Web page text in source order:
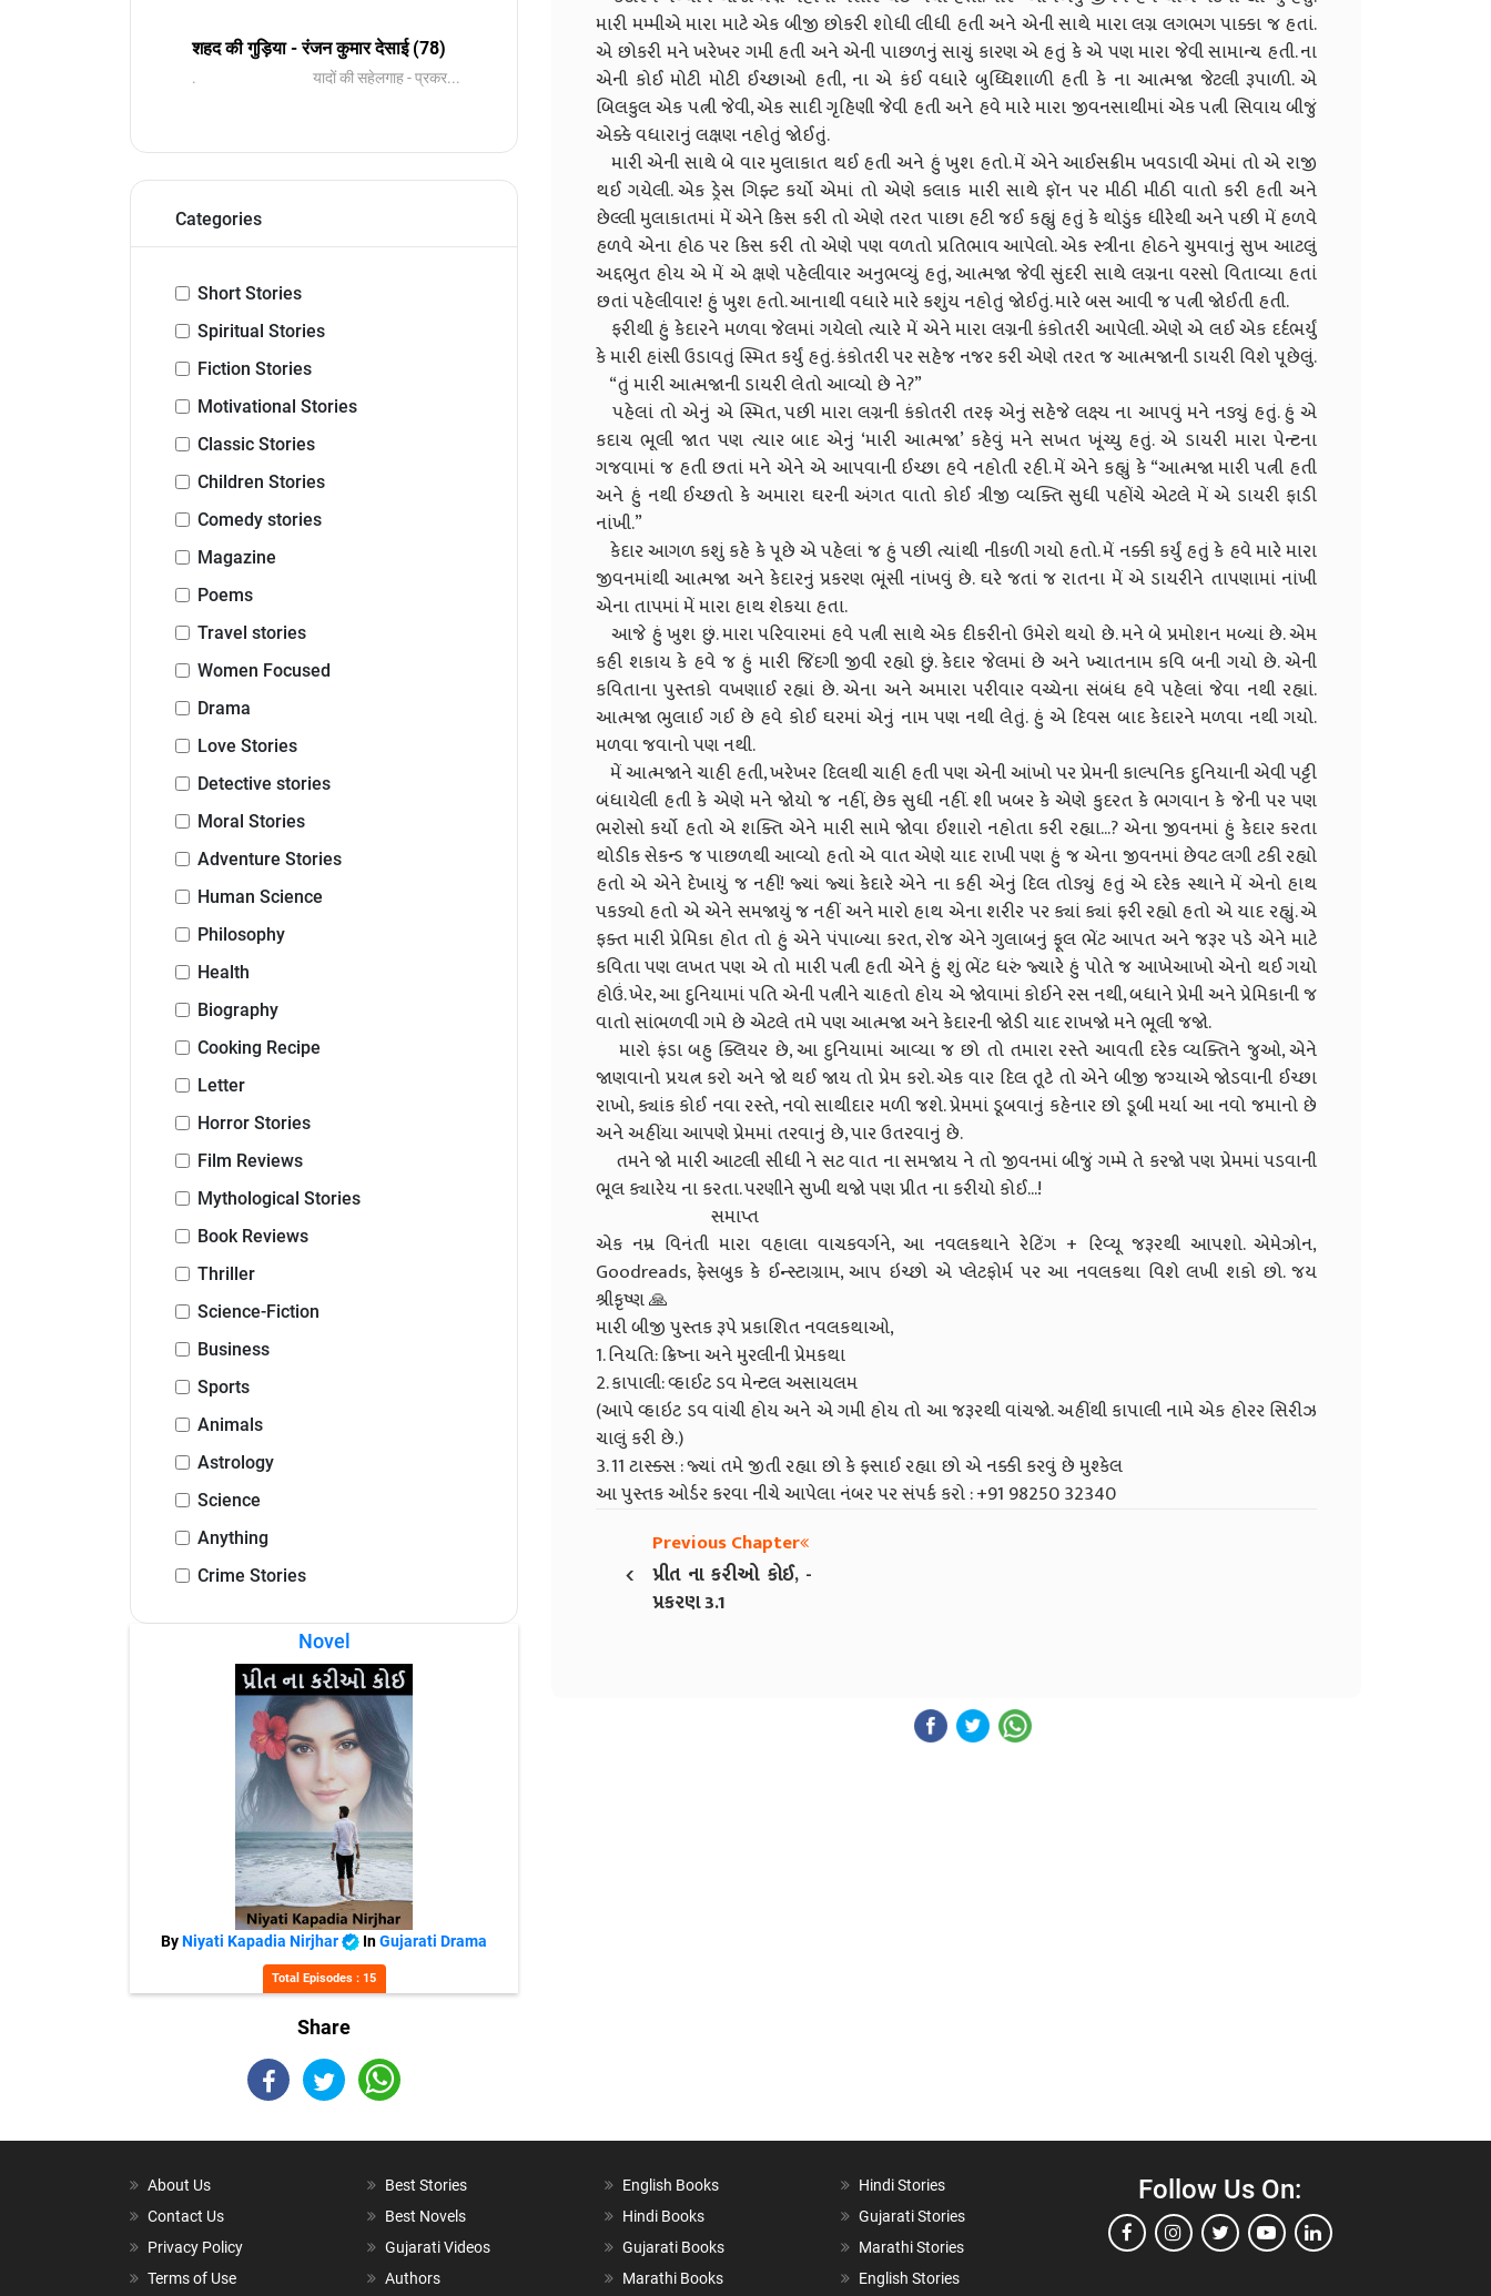
शहद की गुड़िया - रंजन कुमार देसाई (78)
. यादों की सहेलगाह - प्रकर...
Categories
Short Stories
Spiritual Stories
Fiction Stories
Motivational Stories
Classic Stories
Children Stories
Comedy stories
Magazine
Poems
Travel stories
Women Focused
Drama
Love Stories
Detective stories
Moral Stories
Adventure Stories
Human Science
Philosophy
Health
Biography
Cooking Recipe
Letter
Horror Stories
Film Reviews
Mythological Stories
Book Reviews
Thriller
Science-Fiction
Business
Sports
Animals
Astrology
Science
Anything
Crime Stories
Novel
ByNiyati Kapadia Nirjhar InGujarati Drama
Total Episodes : 15
Share
મારી મમ્મીએ મારા માટે એક બીજી છોકરી શોધી લીધી હતી અને એની સાથે મારા લગ્ન લગભગ પાક્કા જ હતાં.
એ છોકરી મને ખરેખર ગમી હતી અને એની પાછળનું સાચું કારણ એ હતું કે એ પણ મારા જેવી સામાન્ય હતી. ના
એની કોઈ મોટી મોટી ઈચ્છાઓ હતી, ના એ કંઈ વધારે બુધ્ધિશાળી હતી કે ના આત્મજા જેટલી રૂપાળી. એ
બિલકુલ એક પત્ની જેવી, એક સાદી ગૃહિણી જેવી હતી અને હવે મારે મારા જીવનસાથીમાં એક પત્ની સિવાય બીજું
એક્કે વધારાનું લક્ષણ નહોતું જોઈતું.
મારી એની સાથે બે વાર મુલાકાત થઈ હતી અને હું ખુશ હતો. મેં એને આઈસક્રીમ ખવડાવી એમાં તો એ રાજી
થઈ ગયેલી. એક ડ્રેસ ગિફ્ટ કર્યો એમાં તો એણે કલાક મારી સાથે ફૉન પર મીઠી મીઠી વાતો કરી હતી અને
છેલ્લી મુલાકાતમાં મેં એને કિસ કરી તો એણે તરત પાછા હટી જઈ કહ્યું હતું કે થોડુંક ધીરેથી અને પછી મેં હળવે
હળવે એના હોઠ પર કિસ કરી તો એણે પણ વળતો પ્રતિભાવ આપેલો. એક સ્ત્રીના હોઠને ચુમવાનું સુખ આટલું
અદ્દભુત હોય એ મેં એ ક્ષણે પહેલીવાર અનુભવ્યું હતું, આત્મજા જેવી સુંદરી સાથે લગ્નના વરસો વિતાવ્યા હતાં
છતાં પહેલીવાર! હું ખુશ હતો. આનાથી વધારે મારે કશુંય નહોતું જોઈતું. મારે બસ આવી જ પત્ની જોઈતી હતી.
ફરીથી હું કેદારને મળવા જેલમાં ગયેલો ત્યારે મેં એને મારા લગ્નની કંકોતરી આપેલી. એણે એ લઈ એક દર્દભર્યું
કે મારી હાંસી ઉડાવતું સ્મિત કર્યું હતું. કંકોતરી પર સહેજ નજર કરી એણે તરત જ આત્મજાની ડાયરી વિશે પૂછેલું.
“તું મારી આત્મજાની ડાયરી લેતો આવ્યો છે ને?”
પહેલાં તો એનું એ સ્મિત, પછી મારા લગ્નની કંકોતરી તરફ એનું સહેજે લક્ષ્ય ના આપવું મને નડ્યું હતું. હું એ
કદાચ ભૂલી જાત પણ ત્યાર બાદ એનું ‘મારી આત્મજા’ કહેવું મને સખત ખૂંચ્યુ હતું. એ ડાયરી મારા પેન્ટના
ગજવામાં જ હતી છતાં મને એને એ આપવાની ઈચ્છા હવે નહોતી રહી. મેં એને કહ્યું કે “આત્મજા મારી પત્ની હતી
અને હું નથી ઈચ્છતો કે અમારા ઘરની અંગત વાતો કોઈ ત્રીજી વ્યક્તિ સુધી પહોંચે એટલે મેં એ ડાયરી ફાડી
નાંખી.”
કેદાર આગળ કશું કહે કે પૂછે એ પહેલાં જ હું પછી ત્યાંથી નીકળી ગયો હતો. મેં નક્કી કર્યું હતું કે હવે મારે મારા
જીવનમાંથી આત્મજા અને કેદારનું પ્રકરણ ભૂંસી નાંખવું છે. ઘરે જતાં જ રાતના મેં એ ડાયરીને તાપણામાં નાંખી
એના તાપમાં મેં મારા હાથ શેકયા હતા.
આજે હું ખુશ છું. મારા પરિવારમાં હવે પત્ની સાથે એક દીકરીનો ઉમેરો થયો છે. મને બે પ્રમોશન મળ્યાં છે. એમ
કહી શકાય કે હવે જ હું મારી જિંદગી જીવી રહ્યો છું. કેદાર જેલમાં છે અને ખ્યાતનામ કવિ બની ગયો છે. એની
કવિતાના પુસ્તકો વખણાઈ રહ્યાં છે. એના અને અમારા પરીવાર વચ્ચેના સંબંધ હવે પહેલાં જેવા નથી રહ્યાં.
આત્મજા ભુલાઈ ગઈ છે હવે કોઈ ઘરમાં એનું નામ પણ નથી લેતું. હું એ દિવસ બાદ કેદારને મળવા નથી ગયો.
મળવા જવાનો પણ નથી.
મેં આત્મજાને ચાહી હતી, ખરેખર દિલથી ચાહી હતી પણ એની આંખો પર પ્રેમની કાલ્પનિક દુનિયાની એવી પટ્ટી
બંધાયેલી હતી કે એણે મને જોયો જ નહીં, છેક સુધી નહીં. શી ખબર કે એણે કુદરત કે ભગવાન કે જેની પર પણ
ભરોસો કર્યો હતો એ શક્તિ એને મારી સામે જોવા ઈશારો નહોતા કરી રહ્યા...? એના જીવનમાં હું કેદાર કરતા
થોડીક સેકન્ડ જ પાછળથી આવ્યો હતો એ વાત એણે યાદ રાખી પણ હું જ એના જીવનમાં છેવટ લગી ટકી રહ્યો
હતો એ એને દેખાયું જ નહીં! જ્યાં જ્યાં કેદારે એને ના કહી એનું દિલ તોડ્યું હતું એ દરેક સ્થાને મેં એનો હાથ
પકડ્યો હતો એ એને સમજાયું જ નહીં અને મારો હાથ એના શરીર પર ક્યાં ક્યાં ફરી રહ્યો હતો એ યાદ રહ્યું. એ
ફક્ત મારી પ્રેમિકા હોત તો હું એને પંપાળ્યા કરત, રોજ એને ગુલાબનું ફૂલ ભેંટ આપત અને જરૂર પડે એને માટે
કવિતા પણ લખત પણ એ તો મારી પત્ની હતી એને હું શું ભેંટ ધરું જ્યારે હું પોતે જ આખેઆખો એનો થઈ ગયો
હોઉં. ખેર, આ દુનિયામાં પતિ એની પત્નીને ચાહતો હોય એ જોવામાં કોઈને રસ નથી, બધાને પ્રેમી અને પ્રેમિકાની જ
વાતો સાંભળવી ગમે છે એટલે તમે પણ આત્મજા અને કેદારની જોડી યાદ રાખજો મને ભૂલી જજો.
મારો ફંડા બહુ ક્લિયર છે, આ દુનિયામાં આવ્યા જ છો તો તમારા રસ્તે આવતી દરેક વ્યક્તિને જુઓ, એને
જાણવાનો પ્રયત્ન કરો અને જો થઈ જાય તો પ્રેમ કરો. એક વાર દિલ તૂટે તો એને બીજી જગ્યાએ જોડવાની ઈચ્છા
રાખો, ક્યાંક કોઈ નવા રસ્તે, નવો સાથીદાર મળી જશે. પ્રેમમાં ડૂબવાનું કહેનાર છો ડૂબી મર્યા આ નવો જમાનો છે
અને અહીંયા આપણે પ્રેમમાં તરવાનું છે, પાર ઉતરવાનું છે.
તમને જો મારી આટલી સીધી ને સટ વાત ના સમજાય ને તો જીવનમાં બીજું ગમ્મે તે કરજો પણ પ્રેમમાં પડવાની
ભૂલ ક્યારેય ના કરતા. પરણીને સુખી થજો પણ પ્રીત ના કરીયો કોઈ...!
સમાપ્ત
એક નમ્ર વિનંતી મારા વહાલા વાચકવર્ગને, આ નવલકથાને રેટિંગ + રિવ્યૂ જરૂરથી આપશો. એમેઝોન,
Goodreads, ફેસબુક કે ઈન્સ્ટાગ્રામ, આપ ઇચ્છો એ પ્લેટફોર્મ પર આ નવલકથા વિશે લખી શકો છો. જય
શ્રીકૃષ્ણ 🙏
મારી બીજી પુસ્તક રૂપે પ્રકાશિત નવલકથાઓ,
1. નિયતિ: ક્રિષ્ના અને મુરલીની પ્રેમકથા
2. કાપાલી: વ્હાઈટ ડવ મેન્ટલ અસાયલમ
(આપે વ્હાઇટ ડવ વાંચી હોય અને એ ગમી હોય તો આ જરૂરથી વાંચજો. અહીંથી કાપાલી નામે એક હોરર સિરીઝ
ચાલું કરી છે.)
3. 11 ટાસ્ક્સ : જ્યાં તમે જીતી રહ્યા છો કે ફસાઈ રહ્યા છો એ નક્કી કરવું છે મુશ્કેલ
આ પુસ્તક ઓર્ડર કરવા નીચે આપેલા નંબર પર સંપર્ક કરો : +91 98250 32340
‹
Previous Chapter
પ્રીત ના કરીઓ કોઈ, -
પ્રકરણ 3.1
About Us
Contact Us
Privacy Policy
Terms of Use
Best Stories
Best Novels
Gujarati Videos
Authors
English Books
Hindi Books
Gujarati Books
Marathi Books
Hindi Stories
Gujarati Stories
Marathi Stories
English Stories
Follow Us On: